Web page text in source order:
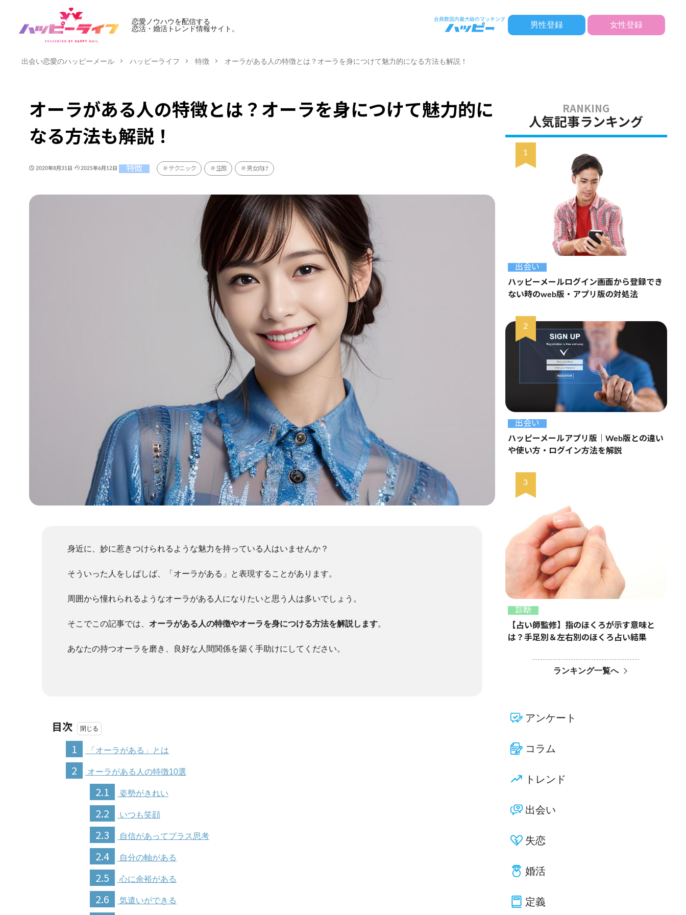
恋愛ノウハウを配信する
恋活・婚活トレンド情報サイト。
男性登録 女性登録
出会い恋愛のハッピーメール ハッピーライフ 特徴 オーラがある人の特徴とは？オーラを身につけて魅力的になる方法も解説！
オーラがある人の特徴とは？オーラを身につけて魅力的に
なる方法も解説！
2020年8月31日 2025年6月12日 特徴 テクニック 生態 男女向け
身近に、妙に惹きつけられるような魅力を持っている人はいませんか？
そういった人をしばしば、「オーラがある」と表現することがあります。
周囲から憧れられるようなオーラがある人になりたいと思う人は多いでしょう。
そこでこの記事では、 オーラがある人の特徴やオーラを身につける方法を解説します。
あなたの持つオーラを磨き、良好な人間関係を築く手助けにしてください。
目次
1
「オーラがある」とは
2 オーラがある人の特徴10選
2.1 姿勢がきれい
2.2 いつも笑顔
2.3 自信があってプラス思考
2.4 自分の軸がある
2.5 心に余裕がある
2.6 気遣いができる
人気記事ランキング
出会い
ハッピーメールログイン画面から登録でき
ない時のweb版・アプリ版の対処法
出会い
ハッピーメールアプリ版｜Web版との違い
や使い方・ログイン方法を解説
診断
【占い師監修】指のほくろが示す意味と
は？手足別＆左右別のほくろ占い結果
ランキング一覧へ
アンケート
コラム
トレンド
出会い
失恋
婚活
定義